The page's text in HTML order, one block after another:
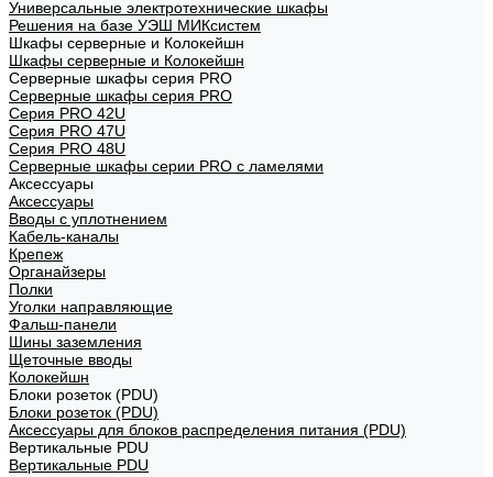
Универсальные электротехнические шкафы
Решения на базе УЭШ МИКсистем
Шкафы серверные и Колокейшн
Шкафы серверные и Колокейшн
Серверные шкафы серия PRO
Серверные шкафы серия PRO
Серия PRO 42U
Серия PRO 47U
Серия PRO 48U
Серверные шкафы серии PRO с ламелями
Аксессуары
Аксессуары
Вводы с уплотнением
Кабель-каналы
Крепеж
Органайзеры
Полки
Уголки направляющие
Фальш-панели
Шины заземления
Щеточные вводы
Колокейшн
Блоки розеток (PDU)
Блоки розеток (PDU)
Аксессуары для блоков распределения питания (PDU)
Вертикальные PDU
Вертикальные PDU